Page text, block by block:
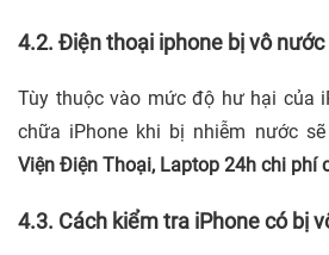
4.2. Điện thoại iphone bị vô
Tùy thuộc vào mức độ hư hại của
chữa iPhone khi bị nhiễm nước
Viện Điện Thoại, Laptop 24h chi phí
4.3. Cách kiểm tra iPhone có bị